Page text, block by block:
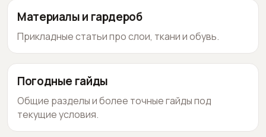
Материалы и гардероб
Прикладные статьи про слои, ткани и обувь.
Погодные гайды
Общие разделы и более точные гайды под
текущие условия.